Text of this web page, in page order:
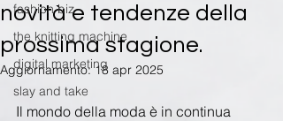
fashion biz
the knitting machine
digital marketing
slay and take
novità e tendenze della
prossima stagione.
Aggiornamento:18 apr 2025
Il mondo della moda è in continua